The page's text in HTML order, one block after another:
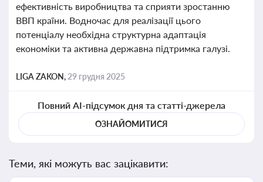
ефективність виробництва та сприяти зростанню
ВВП країни. Водночас для реалізації цього
потенціалу необхідна структурна адаптація
економіки та активна державна підтримка галузі.
LIGA ZAKON, 29 грудня 2025
Повний AI-підсумок дня та статті-джерела
ОЗНАЙОМИТИСЯ
Теми, які можуть вас зацікавити: